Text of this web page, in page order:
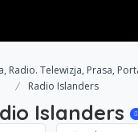
Radio. Telewizja, Prasa,
Radio Islanders
Islanders